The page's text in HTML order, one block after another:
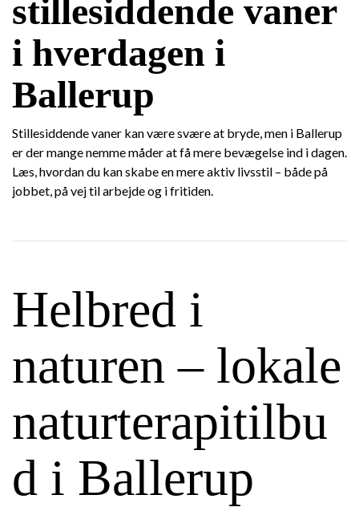
stillesiddende vaner
i hverdagen i
Ballerup
Stillesiddende vaner kan være svære at bryde, men i Ballerup
er der mange nemme måder at få mere bevægelse ind i dagen.
Læs, hvordan du kan skabe en mere aktiv livsstil – både på
jobbet, på vej til arbejde og i fritiden.
Helbred i
naturen – lokale
naturterapitilbu
d i Ballerup